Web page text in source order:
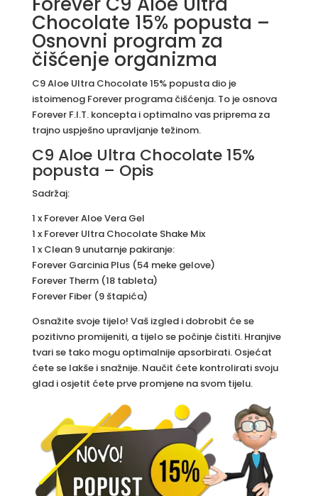
Chocolate 15% popusta –
Osnovni program za
čišćenje organizma
C9 Aloe Ultra Chocolate 15% popusta dio je
istoimenog Forever programa čišćenja. To je osnova
Forever F.I.T. koncepta i optimalno vas priprema za
trajno uspješno upravljanje težinom.
C9 Aloe Ultra Chocolate 15%
popusta – Opis
Sadržaj:
1 x Forever Aloe Vera Gel
1 x Forever Ultra Chocolate Shake Mix
1 x Clean 9 unutarnje pakiranje:
Forever Garcinia Plus (54 meke gelove)
Forever Therm (18 tableta)
Forever Fiber (9 štapića)
Osnažite svoje tijelo! Vaš izgled i dobrobit će se
pozitivno promijeniti, a tijelo se počinje čistiti. Hranjive
tvari se tako mogu optimalnije apsorbirati. Osjećat
ćete se lakše i snažnije. Naučit ćete kontrolirati svoju
glad i osjetit ćete prve promjene na svom tijelu.